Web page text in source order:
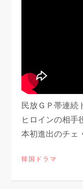
民放ＧＰ帯連続
ヒロインの相手
本初進出のチェ
韓国ドラマ